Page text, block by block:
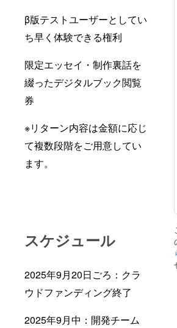
β版テストユーザーとしてい
ち早く体験できる権利
限定エッセイ・制作裏話を
綴ったデジタルブック閲覧
券
※リターン内容は金額に応じ
て複数段階をご用意してい
ます。
スケジュール
2025年9月20日ごろ：クラ
ウドファンディング終了
2025年9月中：開発チーム